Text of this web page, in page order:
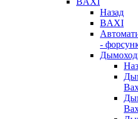
Назад
BAXI
-